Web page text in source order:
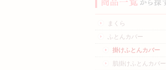
まくら
ふとんカバー
掛けふとんカバー
肌掛けふとんカバー